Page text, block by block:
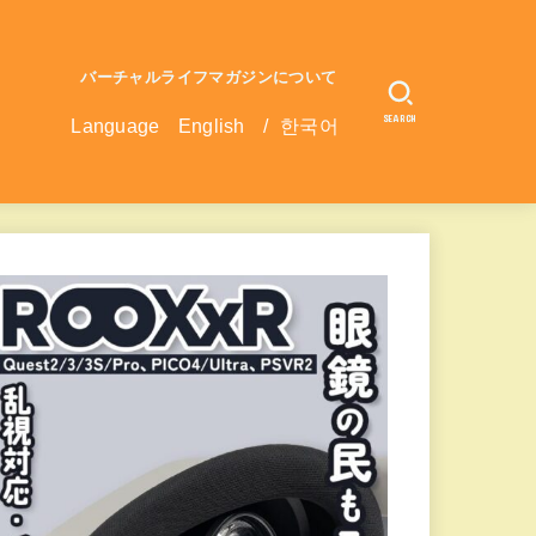
バーチャルライフマガジンについて
Language English / 한국어 SEARCH